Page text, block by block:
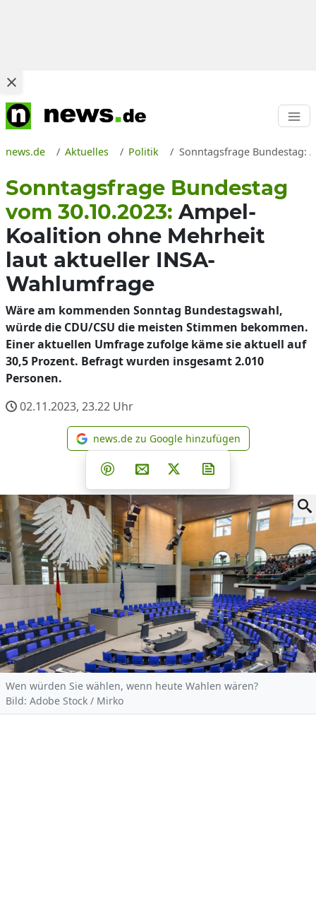
news.de Aktuelles Politik Sonntagsfrage Bundestag:
Sonntagsfrage Bundestag
vom 30.10.2023: Ampel-
Koalition ohne Mehrheit
laut aktueller INSA-
Wahlumfrage
Wäre am kommenden Sonntag Bundestagswahl,
würde die CDU/CSU die meisten Stimmen bekommen.
Einer aktuellen Umfrage zufolge käme sie aktuell auf
30,5 Prozent. Befragt wurden insgesamt 2.010
Personen.
02.11.2023, 23.22 Uhr
news.de zu Google
news.de zu Google hinzufügen
Teilen auf Facebook
Teilen auf Whatsapp
Teilen auf Telegram
Teilen auf Pinterest
Per E-Mail teilen
Post auf X
Wen würden Sie wählen, wenn heute Wahlen wären?
Bild: Adobe Stock / Mirko